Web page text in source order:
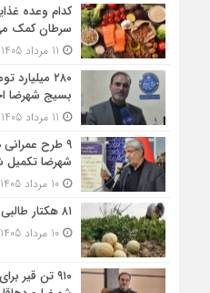
کدام وعده
سرطان کمک
۲۸۰
بسیج شهرضا
۹ طرح
شهرضا تکمیل
10 مرداد 1405 - 13:20
۸۱ هکتار طالبی در اراضی شهرضا کشت شد
10 مرداد 1405 - 11:46
۹۱۰ تن قیر